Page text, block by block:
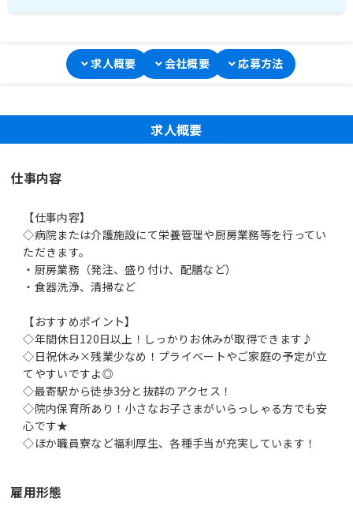
求人概要 会社概要 応募方法
求人概要
仕事内容
【仕事内容】
◇病院または介護施設にて栄養管理や厨房業務等を行ってい
ただきます。
・厨房業務（発注、盛り付け、配膳など）
・食器洗浄、清掃など
【おすすめポイント】
◇年間休日120日以上！しっかりお休みが取得できます♪
◇日祝休み×残業少なめ！プライベートやご家庭の予定が立
てやすいですよ◎
◇最寄駅から徒歩3分と抜群のアクセス！
◇院内保育所あり！小さなお子さまがいらっしゃる方でも安
心です★
◇ほか職員寮など福利厚生、各種手当が充実しています！
雇用形態